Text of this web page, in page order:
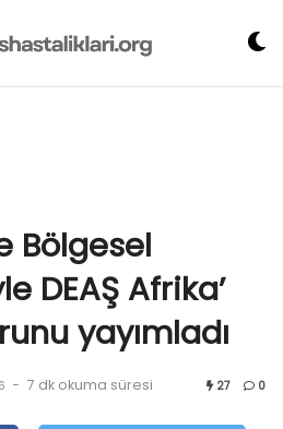
Bölgesel
DEAŞ Afrika’
yayımladı
- 7 dk okuma süresi 27 0